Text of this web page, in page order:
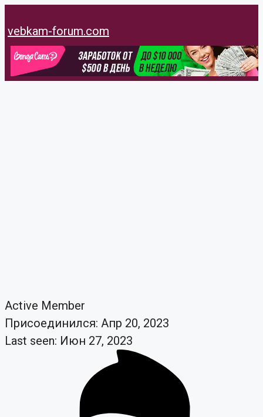
к
содержимому
vebkam-forum.com
Active Member
Присоединился: Апр 20, 2023
Last seen: Июн 27, 2023